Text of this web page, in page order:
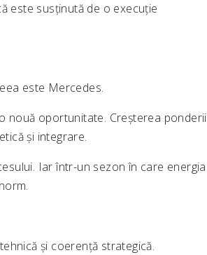
este susținută de o execuție
este Mercedes.
nouă oportunitate. Creșterea ponderii
și integrare.
Iar într-un sezon în care energia
și coerență strategică.